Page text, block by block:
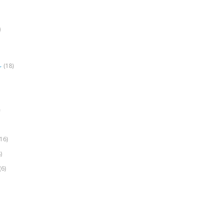
(18)
(6)